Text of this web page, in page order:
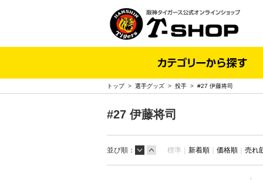
トップ> 選手グッズ > 投手 > #27 伊藤将司
#27 伊藤将司
並び順： 標準｜ 新着順 ｜ 価格順 ｜ 売れ